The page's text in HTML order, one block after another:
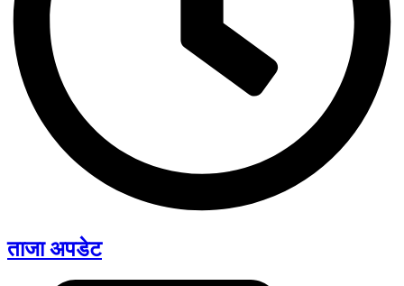
ताजा अपडेट